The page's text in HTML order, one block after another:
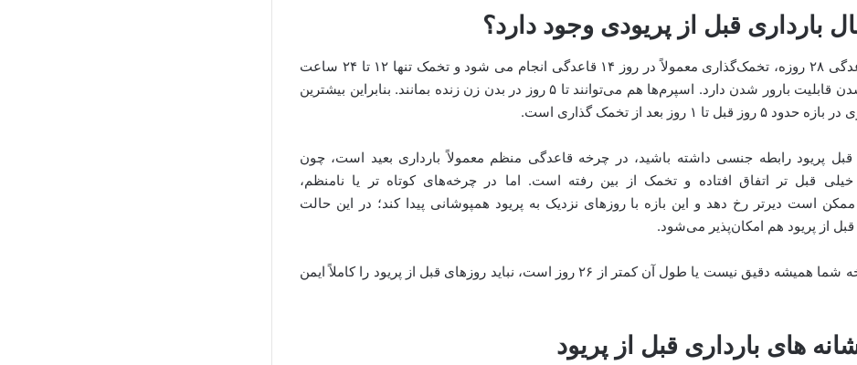
بارداری قبل از پریودی وجود دارد؟
در سیکل قاعدگی ۲۸ روزه، تخمک‌گذاری معمولاً در روز ۱۴ قاعدگی انجام می شود و تخمک تنها ۱۲ تا ۲۴ ساعت
پس از آزاد شدن قابلیت بارور شدن دارد. اسپرم‌ها هم می‌توانند تا ۵ روز در بدن زن زنده بمانند. بنابراین بیشترین
قبل تا ۱ روز بعد از تخمک‌ گذاری است.
۲–۳ روز قبل پریود رابطه جنسی داشته باشید، در چرخه قاعدگی منظم معمولاً بارداری بعید است، چون
قبل‌ تر اتفاق افتاده و تخمک از بین رفته است. اما در چرخه‌های کوتاه‌ تر یا نامنظم،
است دیرتر رخ دهد و این بازه با روزهای نزدیک به پریود همپوشانی پیدا کند؛ در این حالت
از پریود هم امکان‌پذیر می‌شود.
یعنی اگر چرخه شما همیشه دقیق نیست یا طول آن کمتر از ۲۶ روز است، نباید روزهای قبل از پریود را کاملاً ایمن
های بارداری قبل از پریود